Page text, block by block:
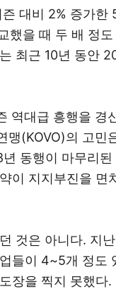
대비 2% 증가한
했을 때 두 배 정도
최근 10년 동안
역대급 흥행을 경
맹(KOVO)의 고민
동행이 마무리
이 지지부진을 면
것은 아니다. 지
들이 4~5개 정도
장을 찍지 못했다.